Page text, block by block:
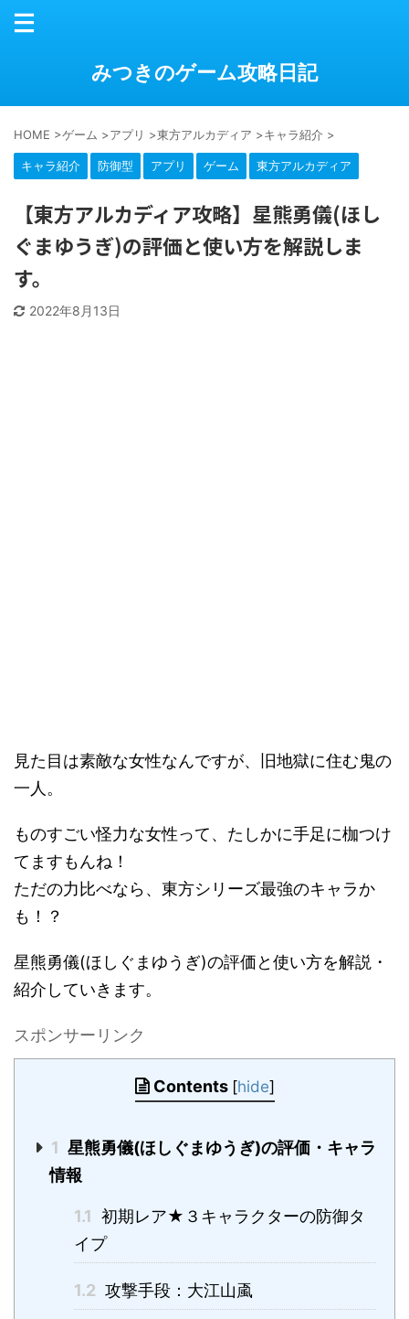
みつきのゲーム攻略日記
HOME >ゲーム >アプリ >東方アルカディア >キャラ紹介 >
キャラ紹介 防御型 アプリ ゲーム 東方アルカディア
【東方アルカディア攻略】星熊勇儀(ほし
ぐまゆうぎ)の評価と使い方を解説しま
す。
2022年8月13日
見た目は素敵な女性なんですが、旧地獄に住む鬼の
一人。
ものすごい怪力な女性って、たしかに手足に枷つけ
てますもんね！
ただの力比べなら、東方シリーズ最強のキャラか
も！？
星熊勇儀(ほしぐまゆうぎ)の評価と使い方を解説・
紹介していきます。
スポンサーリンク
Contents [hide]
1 星熊勇儀(ほしぐまゆうぎ)の評価・キャラ
情報
1.1 初期レア★３キャラクターの防御タ
イプ
1.2 攻撃手段：大江山颪